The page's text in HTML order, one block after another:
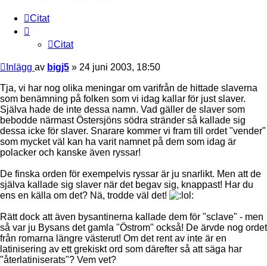
Citat
Citat
Inlägg av bigj5 » 24 juni 2003, 18:50
Tja, vi har nog olika meningar om varifrån de hittade slaverna
som benämning på folken som vi idag kallar för just slaver.
Själva hade de inte dessa namn. Vad gäller de slaver som
bebodde närmast Östersjöns södra stränder så kallade sig
dessa icke för slaver. Snarare kommer vi fram till ordet "vender"
som mycket väl kan ha varit namnet på dem som idag är
polacker och kanske även ryssar!
De finska orden för exempelvis ryssar är ju snarlikt. Men att de
själva kallade sig slaver när det begav sig, knappast! Har du
ens en källa om det? Nä, trodde väl det!
Rätt dock att även bysantinerna kallade dem för "sclave" - men
så var ju Bysans det gamla "Östrom" också! De ärvde nog ordet
från romarna längre västerut! Om det rent av inte är en
latinisering av ett grekiskt ord som därefter så att säga har
"återlatiniserats"? Vem vet?